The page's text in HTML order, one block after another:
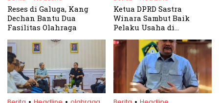
Reses di Galuga, Kang
Dechan Bantu Dua
Fasilitas Olahraga
Ketua DPRD Sastra
Winara Sambut Baik
Pelaku Usaha di
. . .